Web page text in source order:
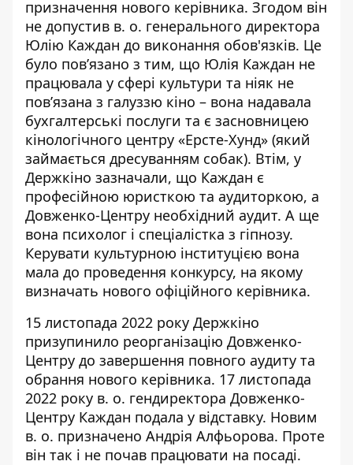
призначення нового керівника. Згодом він
не допустив в. о. генерального директора
Юлію Каждан до виконання обов'язків. Це
було пов’язано з тим, що Юлія Каждан не
працювала у сфері культури та ніяк не
пов’язана з галуззю кіно – вона надавала
бухгалтерські послуги та є засновницею
кінологічного центру «Ерсте-Хунд» (який
займається дресуванням собак). Втім, у
Держкіно зазначали, що Каждан є
професійною юристкою та аудиторкою, а
Довженко-Центру необхідний аудит. А ще
вона психолог і спеціалістка з гіпнозу.
Керувати культурною інституцією вона
мала до проведення конкурсу, на якому
визначать нового офіційного керівника.
15 листопада 2022 року Держкіно
призупинило реорганізацію Довженко-
Центру до завершення повного аудиту та
обрання нового керівника. 17 листопада
2022 року в. о. гендиректора Довженко-
Центру Каждан подала у відставку. Новим
в. о. призначено Андрія Алфьорова. Проте
він так і не почав працювати на посаді.